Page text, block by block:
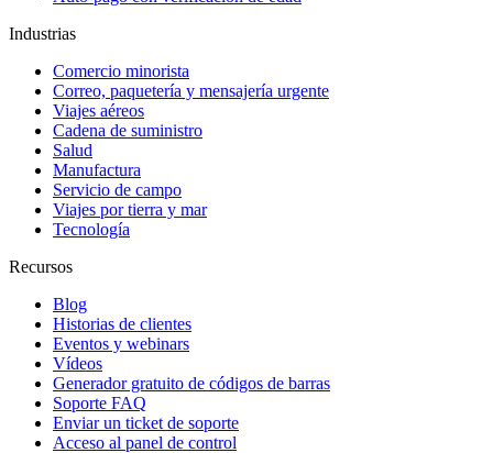
Industrias
Comercio minorista
Correo, paquetería y mensajería urgente
Viajes aéreos
Cadena de suministro
Salud
Manufactura
Servicio de campo
Viajes por tierra y mar
Tecnología
Recursos
Blog
Historias de clientes
Eventos y webinars
Vídeos
Generador gratuito de códigos de barras
Soporte FAQ
Enviar un ticket de soporte
Acceso al panel de control